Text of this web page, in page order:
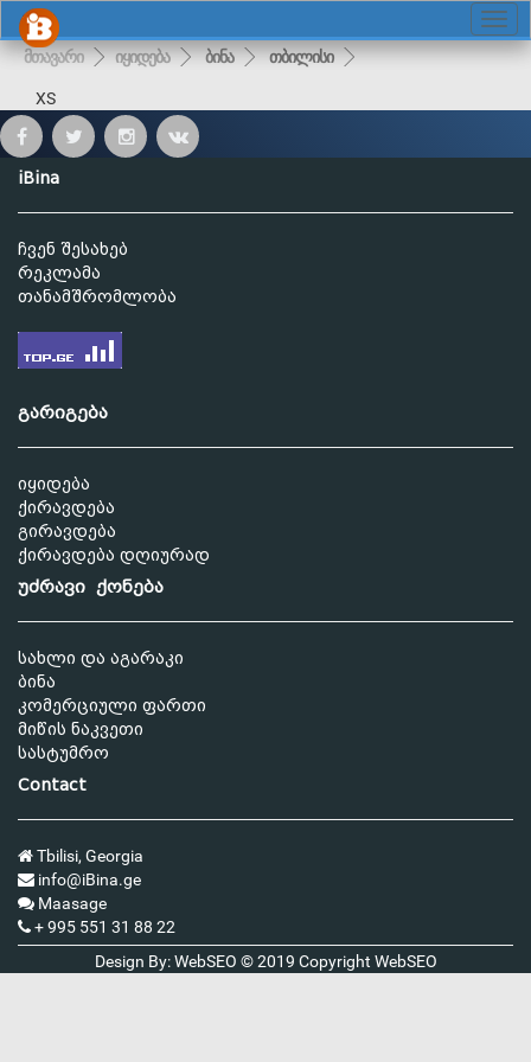
მთავარი იყიდება ბინა თბილისი
XS
iBina
ჩვენ შესახებ
რეკლამა
თანამშრომლობა
გარიგება
იყიდება
ქირავდება
გირავდება
ქირავდება დღიურად
უძრავი ქონება
სახლი და აგარაკი
ბინა
კომერციული ფართი
მიწის ნაკვეთი
სასტუმრო
Contact
Tbilisi, Georgia
info@iBina.ge
Maasage
+ 995 551 31 88 22
Design By: WebSEO © 2019 Copyright WebSEO